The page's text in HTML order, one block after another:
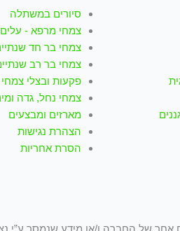
סיורים במשתלה
צמחי מרפא -
צמחי בר חד
צמחי בר רב
פקעות ובצלי
צמחי נחל, גדה
מארזים ומבצעים
הצהרת נגישות
הסרת אחריות
של החברה ו/או מידע שנמסר ע”י